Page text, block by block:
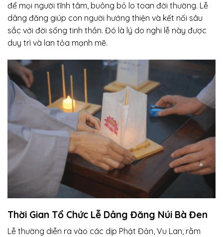
để mọi người tĩnh tâm, buông bỏ lo toan đời thường. Lễ
dâng đăng giúp con người hướng thiện và kết nối sâu
sắc với đời sống tinh thần. Đó là lý do nghi lễ này được
duy trì và lan tỏa mạnh mẽ.
Thời Gian Tổ Chức Lễ Dâng Đăng Núi Bà Đen
Lễ thường diễn ra vào các dịp Phật Đản, Vu Lan, rằm